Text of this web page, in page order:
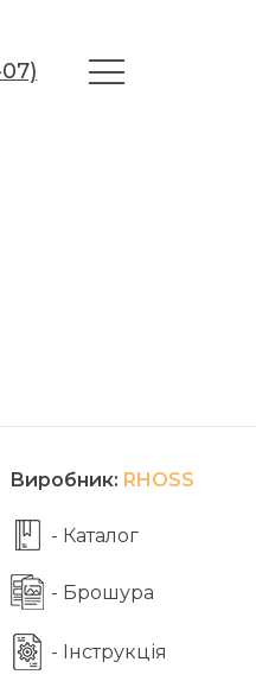
Виробник: RHOSS
- Каталог
- Брошура
- Інструкція